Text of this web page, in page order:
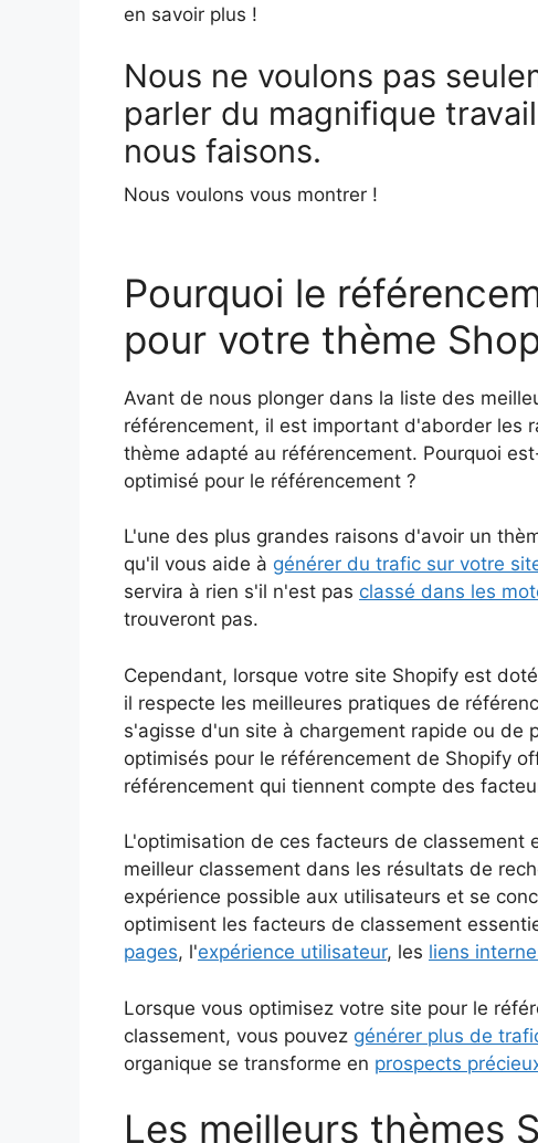
en savoir plus !
Nous ne voulons pas
parler du magnifique
nous faisons.
Nous voulons vous montrer !
Pourquoi le
pour votre thème
Avant de nous plonger dans la liste des
référencement, il est important d'aborder les
thème adapté au référencement. Pourquoi
optimisé pour le référencement ?
L'une des plus grandes raisons d'avoir un
qu'il vous aide à générer du trafic sur votre
servira à rien s'il n'est pas classé dans les
trouveront pas.
Cependant, lorsque votre site Shopify est
il respecte les meilleures pratiques de
s'agisse d'un site à chargement rapide ou de
optimisés pour le référencement de Shopify
référencement qui tiennent compte des
L'optimisation de ces facteurs de classement
meilleur classement dans les résultats de
expérience possible aux utilisateurs et se
optimisent les facteurs de classement
pages, l'expérience utilisateur, les liens
Lorsque vous optimisez votre site pour le
classement, vous pouvez générer plus de
organique se transforme en prospects
Les meilleurs thèmes